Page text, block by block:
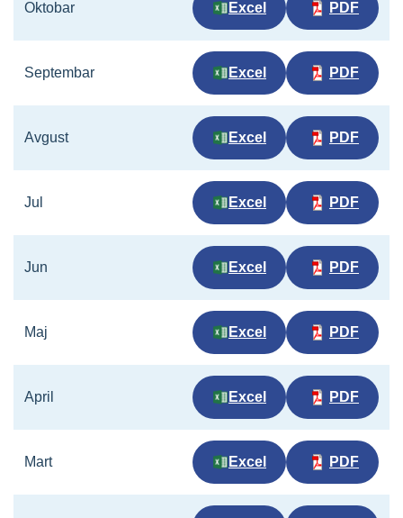
Oktobar Excel PDF
Septembar Excel PDF
Avgust Excel PDF
Jul Excel PDF
Jun Excel PDF
Maj Excel PDF
April Excel PDF
Mart Excel PDF